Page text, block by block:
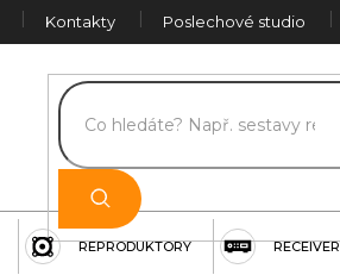
Kontakty Poslechové studio
REPRODUKTORY